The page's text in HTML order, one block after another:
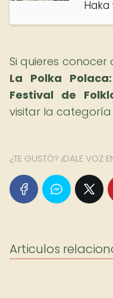
Haka
Si quieres
La Polka
Festival de
visitar la categoría
¿TE GUSTÓ? ¡DALE VOZ
Articulos